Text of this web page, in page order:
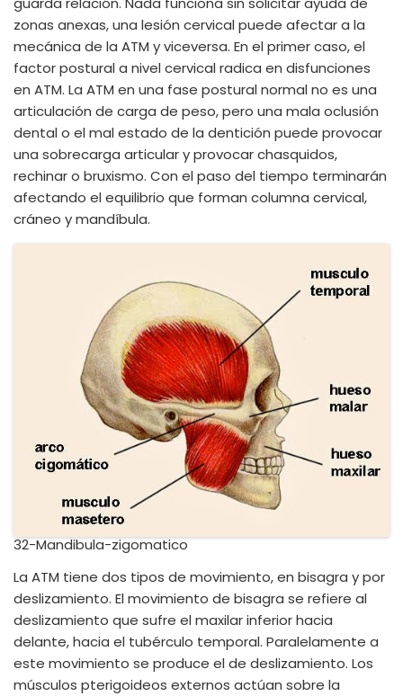
zonas anexas, una lesión cervical puede afectar a la
mecánica de la ATM y viceversa. En el primer caso, el
factor postural a nivel cervical radica en disfunciones
en ATM. La ATM en una fase postural normal no es una
articulación de carga de peso, pero una mala oclusión
dental o el mal estado de la dentición puede provocar
una sobrecarga articular y provocar chasquidos,
rechinar o bruxismo. Con el paso del tiempo terminarán
afectando el equilibrio que forman columna cervical,
cráneo y mandíbula.
32-Mandibula-zigomatico
La ATM tiene dos tipos de movimiento, en bisagra y por
deslizamiento. El movimiento de bisagra se refiere al
deslizamiento que sufre el maxilar inferior hacia
delante, hacia el tubérculo temporal. Paralelamente a
este movimiento se produce el de deslizamiento. Los
músculos pterigoideos externos actúan sobre la